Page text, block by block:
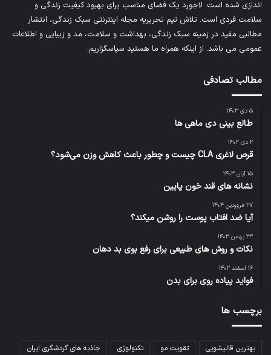
اندازی شده است. لاجورد یک فضای مناسب برای بهبود کیفیت زندگی و
سلامت فردی است. تلاش تیم تحریریه مجله اینترنتی سبک زندگی، انتشار
مطالبی مفید در زمینه سبک زندگی، بهداشت و سلامت، مد و زیبایی و اطلاعات
عمومی می باشد. از اینکه همراه ما هستید سپاسگزاریم.
مطالب تصادفی
۵ دی ۱۴۰۳
طالع بینی دی ماهی ها
۲ دی ۱۴۰۲
قرص لاغری CLA چیست و چطور باعث کاهش وزن می‌شود؟
۱۵ آبان ۱۴۰۳
نشانه های قند خون پایین
۲۷ فروردین ۱۴۰۴
آیا ضد افتاب پوست را روشن میکند؟
۲۳ بهمن ۱۴۰۳
نکات و روش های طبیعی برای رفع بوی بد دهان
۱۶ اسفند ۱۴۰۲
فواید پیاده روی برای بدن
برچسب ها
بهترین قالیشویی تقویت مو تکنولوژی
جاذبه های گردشگری ایران